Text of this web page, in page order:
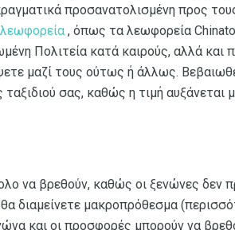
προσανατολισμένη προς
, όπως τα λεωφορεία
Πολιτεία κατά καιρούς, αλλά και
μαζί τους ούτως ή άλλως.
σας, καθώς η τιμή αυξάνεται
να βρεθούν, καθώς οι ξενώνες δεν
διαμείνετε μακροπρόθεσμα
και οι προσφορές μπορούν να